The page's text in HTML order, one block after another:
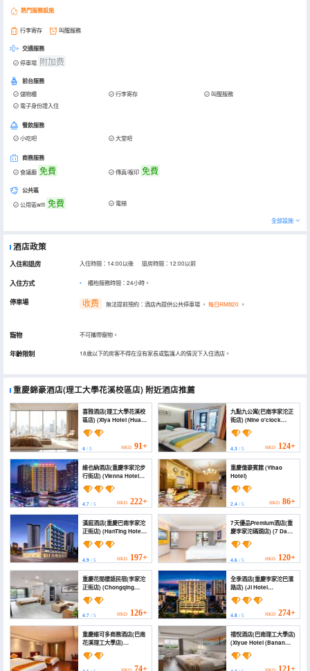
熱門服務設施
行李寄存 叫醒服務
交通服務
停車場 附加费
前台服務
儲物櫃 行李寄存
叫醒服務
電子身份證入住
餐飲服務
小吃吧 大堂吧
商務服務
會議廳 免費 傳真/複印 免費
公共區
公用區wifi 免費 電梯
全部設施
酒店政策
入住和退房 入住時間：14:00以後 退房時間：12:00以前
入住方式 櫃枱服務時間：24小時。
停車場 收费 無法提前預約：酒店內提供公共停車場 ， 每日RMB20 。
寵物 不可攜帶寵物。
年齡限制 18歲以下的房客不得在沒有家長或監護人的情況下入住酒店。
重慶錦豪酒店(理工大學花溪校區店) 附近酒店推薦
喜雅酒店(理工大學花溪校
區店) (Xiya Hotel (Huaxi
Campus of Chongqing
University of
4 / 5 HKD 91+
九點九公寓(巴南李家沱正
街店) (Nine o'clock
Apartment)
4.3/ 5 HKD 124+
維也納酒店(重慶李家沱步
行街店) (Vienna Hotel
(Chongqing Lijiatuo
Pedestrian Street))
4.7 / 5 HKD 222+
重慶億豪賓館 (Yihao
Hotel)
2.4/ 5 HKD 86+
漢庭酒店(重慶巴南李家沱
正街店) (HanTing Hotel
(Chongqing Ba'nan
Lijiatuo Zhengjie))
4.9 / 5 HKD 197+
7天優品Premium酒店(重
慶李家沱碼頭店) (7 Days
Premium Hotel
(Chongqing Lijiatuo
Wharf Branch))
4.6/ 5 HKD 120+
重慶花間棲語民宿(李家沱
正街店) (Chongqing
Huajian Qiyu Homestay
(Lijiatuo Zheng Street))
4.7 / 5 HKD 126+
全季酒店(重慶李家沱巴濱
路店) (JI Hotel
(Chongqing Lijiatuo
Babin Road))
4.8/ 5 HKD 274+
重慶維可多商務酒店(巴南
花溪理工大學店)
(Chongqing Vikeduo
Business Hotel (Banan
Huaxi University of74+
禧悅酒店(巴南理工大學店)
(Xiyue Hotel (Banan
University of
Technology))
121+